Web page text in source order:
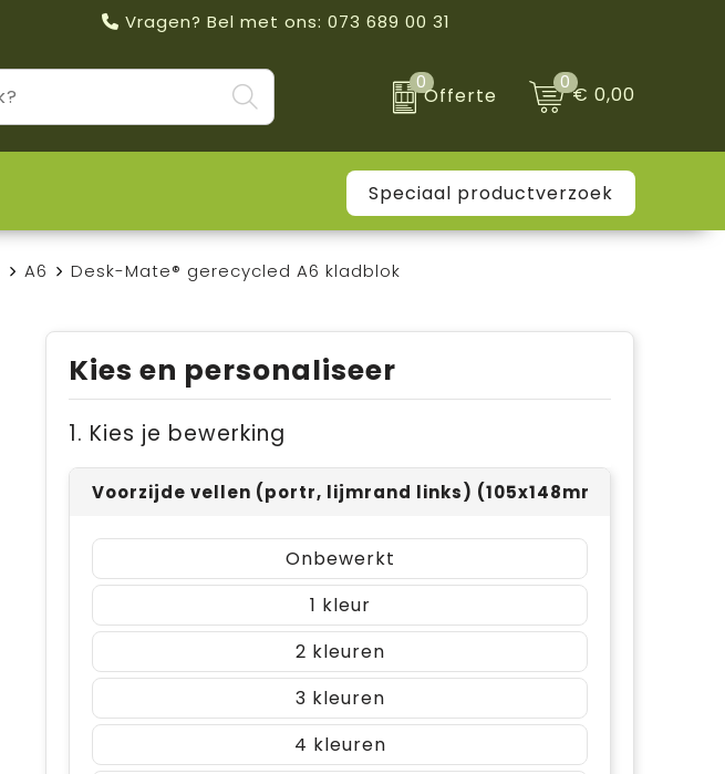
Vragen? Bel met ons: 073 689 00 31
0
Offerte
0€ 0,00
Speciaal productverzoek
A6 Desk-Mate® gerecycled A6 kladblok
Kies en personaliseer
1. Kies je bewerking
Voorzijde vellen (portr, lijmrand links) (105x148mm)
Onbewerkt
1
2
3
4